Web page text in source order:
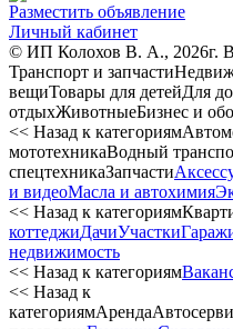
Разместить объявление
Личный кабинет
© ИП Колохов В. А., 2026г.
Транспорт и запчасти
вещиТовары для детейДля
отдыхЖивотныеБизнес и
<< Назад к категориям
мототехникаВодный
спецтехникаЗапчасти
и видеоМасла и автохимия
<< Назад к категориям
коттеджиДачиУчастки
недвижимость
<< Назад к категориям
<< Назад к
категориямАренда